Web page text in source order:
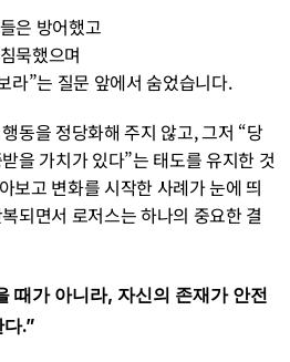
들은 방어했고
침묵했으며
보라”는 질문 앞에서 숨었습니다.
동을 정당화해 주지 않고, 그저 “당
을 가치가 있다”는 태도를 유지한 것
보고 변화를 시작한 사례가 눈에 띄
되면서 로저스는 하나의 중요한 결
때가 아니라, 자신의 존재가 안전
.”